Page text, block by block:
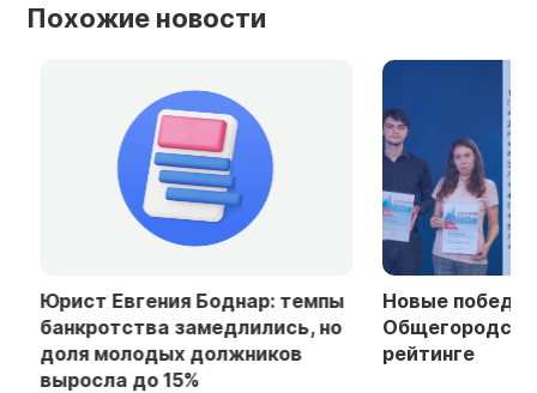
Похожие новости
Юрист Евгения Боднар: темпы
банкротства замедлились, но
доля молодых должников
выросла до 15%
Новые победы
рейтинге